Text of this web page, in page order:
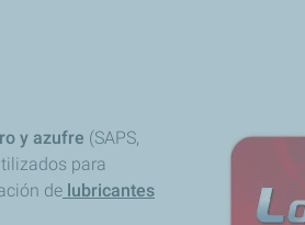
y azufre (SAPS,
para
de lubricantes